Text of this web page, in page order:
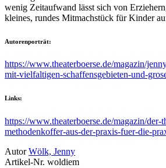
wenig Zeitaufwand lässt sich von
kleines, rundes Mitmachstück für Kinder
Autorenporträt:
https://www.theaterboerse.de/magazin/
mit-vielfaltigen-schaffensgebieten-und-
Links:
https://www.theaterboerse.de/magazin/der-
methodenkoffer-aus-der-praxis-fuer-die-
Autor Wölk, Jenny
Artikel-Nr. woldiem